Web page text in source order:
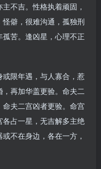
不吉。性格执着顽固，
僻，很难沟通，孤独刑
苦。逢凶星，心理不正
限年遇，与人寡合，惹
再加华盖更验。命夫二
夫二宫凶者更验。命宫
占一星，无吉解多主绝
不在身边，各在一方，